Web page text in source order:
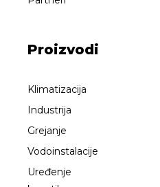
Proizvodi
Klimatizacija
Industrija
Grejanje
Vodoinstalacije
Uređenje